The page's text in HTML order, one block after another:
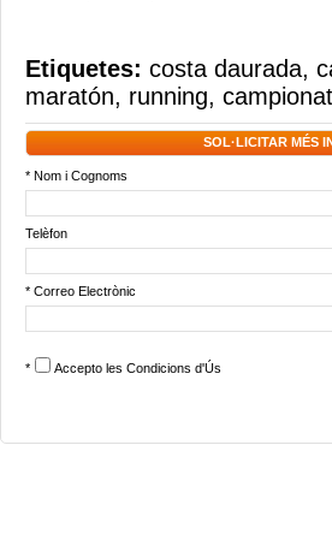
Etiquetes: costa daurada,
maratón, running, campionat
SOL·LICITAR MÉS
* Nom i Cognoms
Telèfon
* Correo Electrònic
* Accepto les Condicions d'Ús